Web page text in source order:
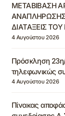
ΜΕΤΑΒΙΒΑΣΗ
ΔΙΑΤΑΞΕΙΣ
4 Αυγούστου 2026
Πρόσκληση
τηλεφωνικώς
4 Αυγούστου 2026
Πίνακας